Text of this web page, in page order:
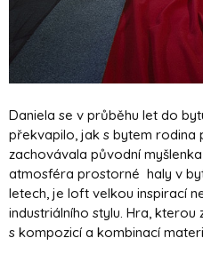
Daniela se v průběhu let do
překvapilo, jak s bytem rodina
zachovávala původní
atmosféra prostorné haly v
letech, je loft velkou inspirací
industriálního stylu. Hra,
s kompozicí a kombinací